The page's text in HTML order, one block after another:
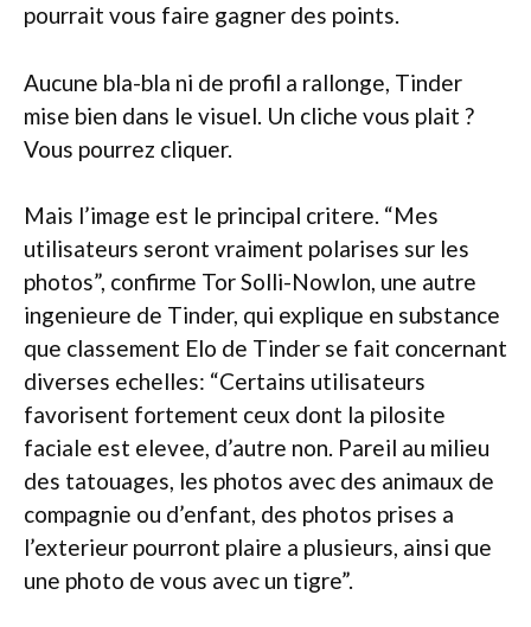
pourrait vous faire gagner des points.
Aucune bla-bla ni de profil a rallonge, Tinder
mise bien dans le visuel. Un cliche vous plait ?
Vous pourrez cliquer.
Mais l’image est le principal critere. “Mes
utilisateurs seront vraiment polarises sur les
photos”, confirme Tor Solli-Nowlon, une autre
ingenieure de Tinder, qui explique en substance
que classement Elo de Tinder se fait concernant
diverses echelles: “Certains utilisateurs
favorisent fortement ceux dont la pilosite
faciale est elevee, d’autre non. Pareil au milieu
des tatouages, les photos avec des animaux de
compagnie ou d’enfant, des photos prises a
l’exterieur pourront plaire a plusieurs, ainsi que
une photo de vous avec un tigre”.